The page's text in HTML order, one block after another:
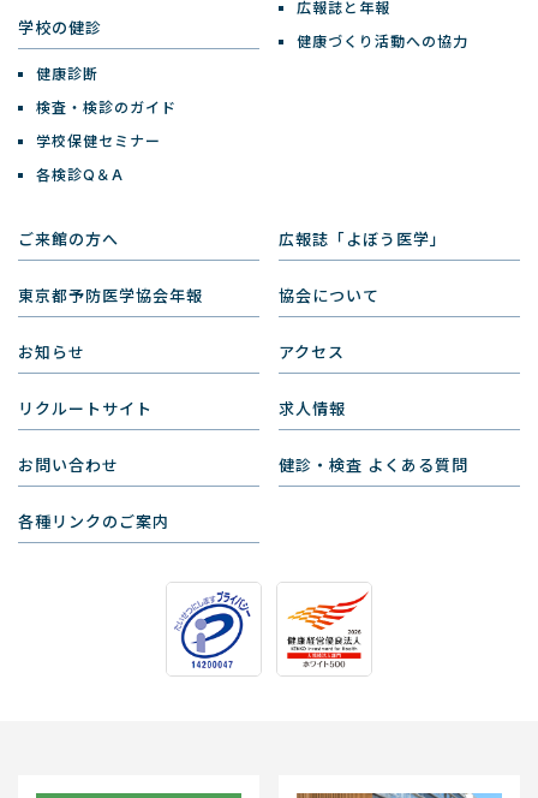
学校の健診
健康診断
検査・検診のガイド
学校保健セミナー
各検診Q＆A
広報誌と年報
健康づくり活動への協力
ご来館の方へ 広報誌「よぼう医学」
東京都予防医学協会年報 協会について
お知らせ アクセス
リクルートサイト 求人情報
お問い合わせ 健診・検査 よくある質問
各種リンクのご案内